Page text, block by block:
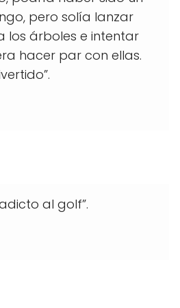
pero solía lanzar
los árboles e intentar
hacer par con ellas.
al golf”.